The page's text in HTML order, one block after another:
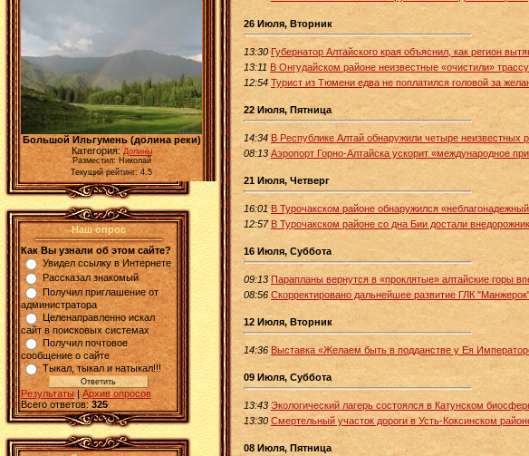
Большой Ильгумень (долина реки)
Категория:Долины
Разместил: Николай
Текущий рейтинг: 4.5
Наш опрос
Как Вы узнали об этом сайте?
Увидел ссылку в Интернете
Рассказал знакомый
Получил приглашение от
администратора
Целенаправленно искал
сайт в поисковых системах
Получил почтовое
сообщение о сайте
Тыкал, тыкал и натыкал!!!
Результаты |Архив опросов
Всего ответов: 325
26 Июля, Вторник
13:30 Губернатор Алтайского края объяснил, как регион
13:11 В Онгудайском районе неизвестные «очистили»
12:54 Турист из Тюмени едва не поплатился головой за
22 Июля, Пятница
14:34 В Республике Алтай обнаружили четыре неизвестных
08:13 Аэропорт Горно-Алтайска ускорит «международное
21 Июля, Четверг
16:01 В Турочакском районе обнаружился
12:57 В Турочакском районе со дна Бии достали
16 Июля, Суббота
09:13 Парапланы вернутся в «проклятые» алтайские горы
08:56 Скорректировано дальнейшее развитие ГЛК
12 Июля, Вторник
14:36 Выставка «Желаем быть в подданстве у Ея
09 Июля, Суббота
13:43 Экологический лагерь состоялся в Катунском
13:30 Смертельный участок дороги в Усть-Коксинском
08 Июля, Пятница